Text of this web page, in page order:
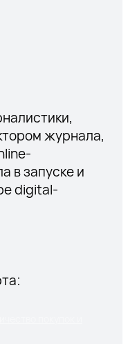
журнала,
в запуске и
digital-